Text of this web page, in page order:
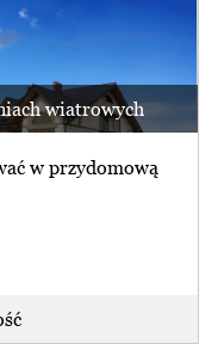
wiatrowych
w przydomową